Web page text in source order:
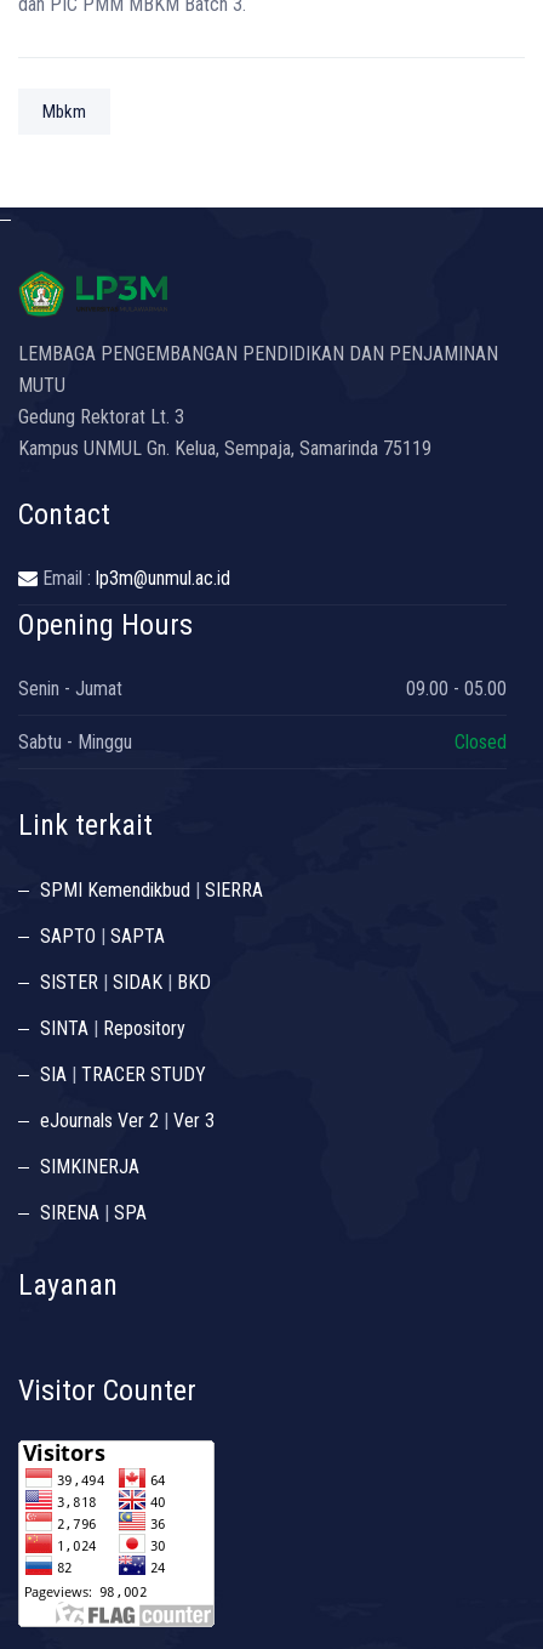
Mbkm
LEMBAGA PENGEMBANGAN PENDIDIKAN DAN PENJAMINAN
MUTU
Gedung Rektorat Lt. 3
Kampus UNMUL Gn. Kelua, Sempaja, Samarinda 75119
Contact
Email : lp3m@unmul.ac.id
Opening Hours
Senin - Jumat 09.00 - 05.00
Sabtu - Minggu Closed
Link terkait
SPMI Kemendikbud | SIERRA
SAPTO | SAPTA
SISTER | SIDAK | BKD
SINTA | Repository
SIA | TRACER STUDY
eJournals Ver 2 | Ver 3
SIMKINERJA
SIRENA | SPA
Layanan
Visitor Counter